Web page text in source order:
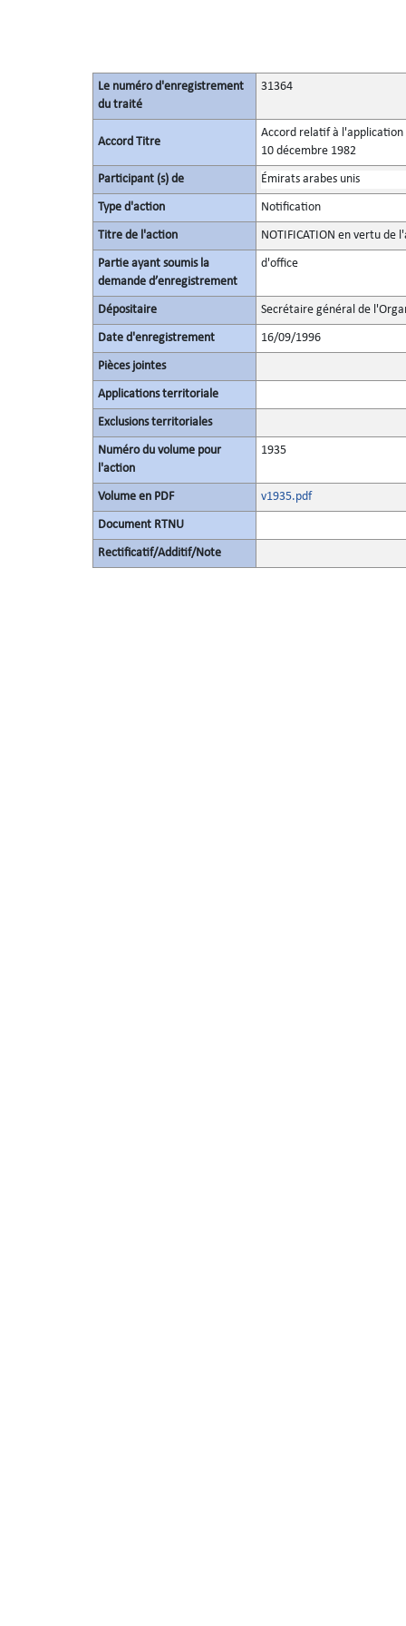
Le numéro d'enregistrement
du traité
31364
Accord Titre
Accord relatif à l'application
10 décembre 1982
Participant (s) de Émirats arabes unis
Type d'action Notification
Titre de l'action NOTIFICATION en vertu de
Partie ayant soumis la
demande d’enregistrement
d'office
Dépositaire Secrétaire général de
Date d'enregistrement 16/09/1996
Pièces jointes
Applications territoriale
Exclusions territoriales
Numéro du volume pour
l'action
1935
Volume en PDF v1935.pdf
Document RTNU
Rectificatif/Additif/Note